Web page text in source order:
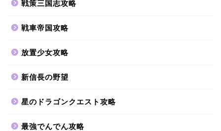
戦策三国志攻略
戦車帝国攻略
放置少女攻略
新信長の野望
星のドラゴンクエスト攻略
最強でんでん攻略